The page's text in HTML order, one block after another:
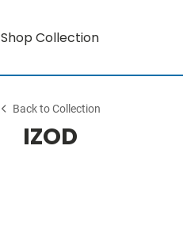
Shop Collection
Back to Collection
IZOD